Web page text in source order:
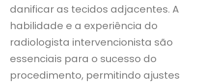
danificar as tecidos adjacentes. A
habilidade e a experiência do
radiologista intervencionista são
essenciais para o sucesso do
procedimento, permitindo ajustes